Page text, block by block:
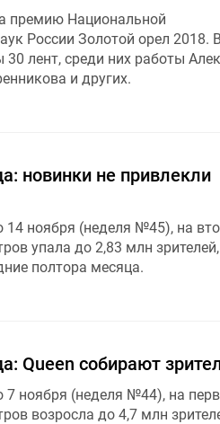
премию Национальной
России Золотой орел 2018. В
лент, среди них работы
и других.
новинки не привлекли
14 ноября (неделя №45), на
упала до 2,83 млн
полтора месяца.
Queen собирают
7 ноября (неделя №44), на
возросла до 4,7 млн